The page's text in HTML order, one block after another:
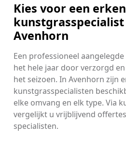
Kies voor een
Avenhorn
Een professioneel
het hele jaar door verzorgd
het seizoen. In Avenhorn zijn
kunstgrasspecialisten
elke omvang en elk type. Via
vergelijkt u vrijblijvend
specialisten.